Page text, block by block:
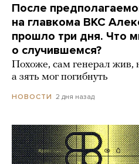
После
на главкома ВКС
прошло три дня. Что
о случившемся?
Похоже, сам генерал жив,
а зять мог погибнуть
НОВОСТИ 2 дня назад